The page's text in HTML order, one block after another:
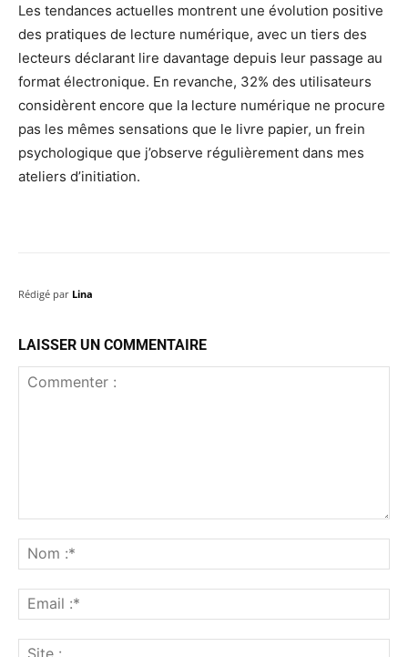
Les tendances actuelles montrent une évolution positive
des pratiques de lecture numérique, avec un tiers des
lecteurs déclarant lire davantage depuis leur passage au
format électronique. En revanche, 32% des utilisateurs
considèrent encore que la lecture numérique ne procure
pas les mêmes sensations que le livre papier, un frein
psychologique que j’observe régulièrement dans mes
ateliers d’initiation.
Rédigé par Lina
LAISSER UN COMMENTAIRE
:*
:*